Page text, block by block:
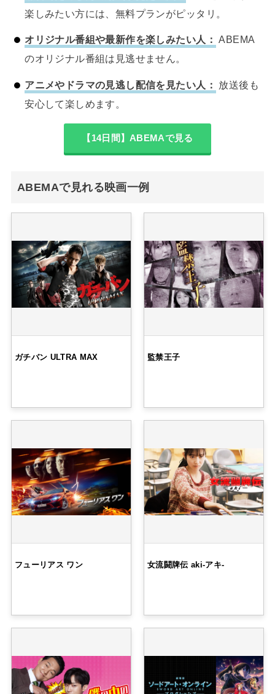
楽しみたい方には、無料プランがピッタリ。
オリジナル番組や最新作を楽しみたい人： ABEMA
のオリジナル番組は見逃せません。
アニメやドラマの見逃し配信を見たい人：
放送後も
安心して楽しめます。
【14日間】ABEMAで見る
ABEMAで見れる映画一例
ガチバン ULTRA MAX 監禁王子
フューリアス ワン 女流闘牌伝 aki-アキ-